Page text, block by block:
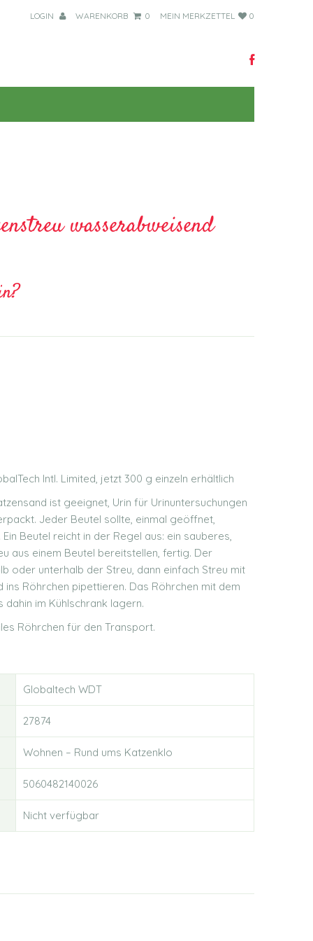
LOGIN WARENKORB 0 MEIN MERKZETTEL 0
wasserabweisend
Intl. Limited, jetzt 300 g einzeln erhältlich
ist geeignet, Urin für Urinuntersuchungen
Jeder Beutel sollte, einmal geöffnet,
Beutel reicht in der Regel aus: ein sauberes,
aus einem Beutel bereitstellen, fertig. Der
oder unterhalb der Streu, dann einfach Streu mit
Röhrchen pipettieren. Das Röhrchen mit dem
dahin im Kühlschrank lagern.
Röhrchen für den Transport.
Globaltech WDT
27874
Wohnen – Rund ums Katzenklo
5060482140026
Nicht verfügbar